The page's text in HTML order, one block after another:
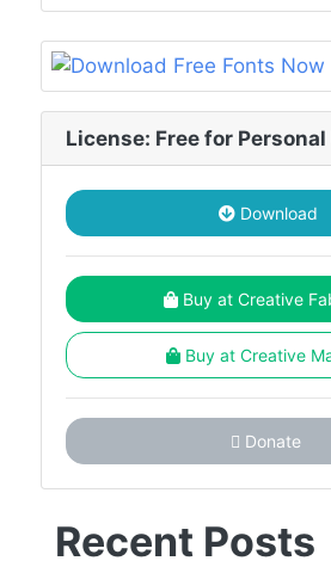
License: Free for Personal
Download
Buy at Creative
Buy at Creative
Donate
Recent Posts